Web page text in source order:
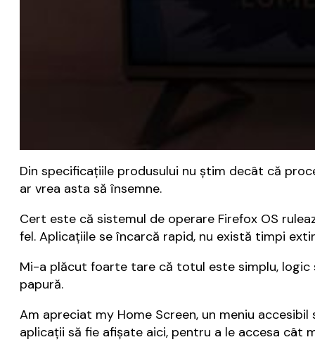
Din specificațiile produsului nu știm decât că
ar vrea asta să însemne.
Cert este că sistemul de operare Firefox OS
fel. Aplicațiile se încarcă rapid, nu există timpi
Mi-a plăcut foarte tare că totul este simplu, logic
papură.
Am apreciat my Home Screen, un meniu
aplicații să fie afișate aici, pentru a le accesa cât